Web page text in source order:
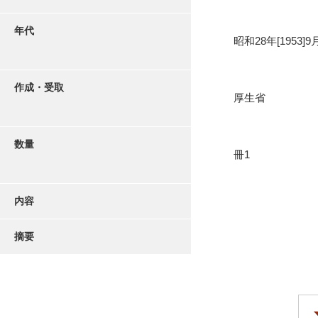
年代
昭和28年[1953]9
作成・受取
厚生省
数量
冊1
内容
摘要